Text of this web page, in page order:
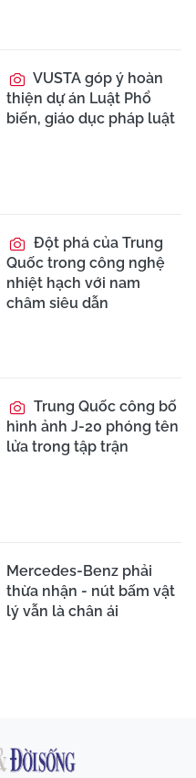
VUSTA góp ý hoàn
thiện dự án Luật Phổ
biến, giáo dục pháp luật
Đột phá của Trung
Quốc trong công nghệ
nhiệt hạch với nam
châm siêu dẫn
Trung Quốc công bố
hình ảnh J-20 phóng tên
lửa trong tập trận
Mercedes-Benz phải
thừa nhận - nút bấm vật
lý vẫn là chân ái